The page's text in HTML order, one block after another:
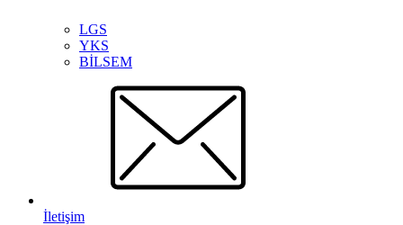
LGS
YKS
BİLSEM
İletişim